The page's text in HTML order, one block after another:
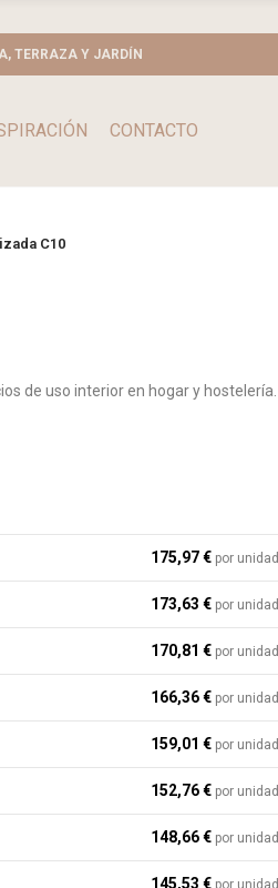
TERRAZA Y JARDÍN
CONTACTO
C10
de uso interior en hogar y hostelería.
175,97 € por unidad
173,63 € por unidad
170,81 € por unidad
166,36 € por unidad
159,01 € por unidad
152,76 € por unidad
148,66 € por unidad
145,53 € por unidad